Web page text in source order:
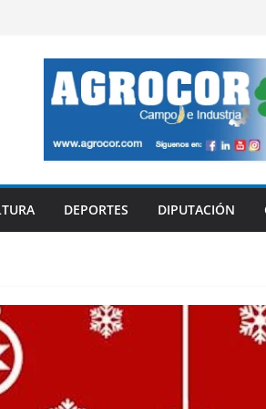
DEPORTES DIPUTACIÓN